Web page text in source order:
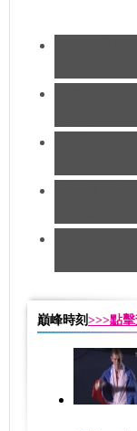
巔峰時刻 >>>點